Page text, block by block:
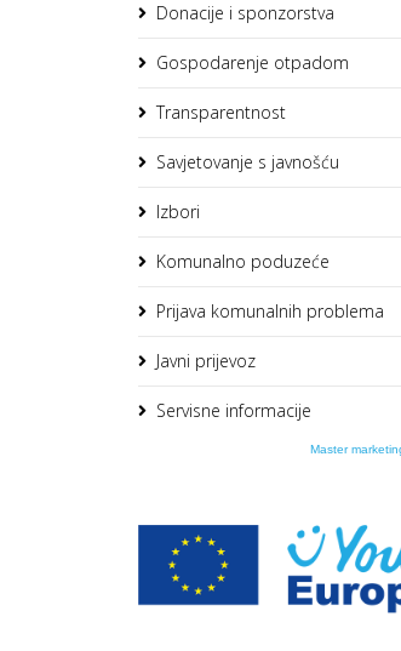
Donacije i sponzorstva
Gospodarenje otpadom
Transparentnost
Savjetovanje s javnošću
Izbori
Komunalno poduzeće
Prijava komunalnih problema
Javni prijevoz
Servisne informacije
Master